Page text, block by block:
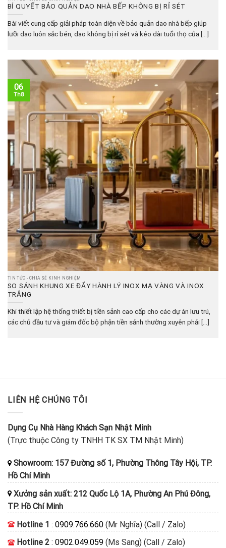
BÍ QUYẾT BẢO QUẢN DAO NHÀ BẾP KHÔNG BỊ RỈ SÉT
Bài viết cung cấp giải pháp toàn diện về bảo quản dao nhà bếp giúp
lưỡi dao luôn sắc bén, dao không bị rỉ sét và kéo dài tuổi thọ của [...]
TIN TỨC - CHIA SẺ KINH NGHIỆM
SO SÁNH KHUNG XE ĐẨY HÀNH LÝ INOX MẠ VÀNG VÀ INOX
TRẮNG
Khi thiết lập hệ thống thiết bị tiền sảnh cao cấp cho các dự án lưu trú,
các chủ đầu tư và giám đốc bộ phận tiền sảnh thường xuyên phải [...]
06
Th8
LIÊN HỆ CHÚNG TÔI
Dụng Cụ Nhà Hàng Khách Sạn Nhật Minh
(Trực thuộc Công ty TNHH TK SX TM Nhật Minh)
Showroom: 157 Đường số 1, Phường Thông Tây Hội, TP.
Hồ Chí Minh
Xưởng sản xuất: 212 Quốc Lộ 1A, Phường An Phú Đông,
TP. Hồ Chí Minh
Hotline 1 : 0909.766.660 (Mr Nghĩa) (Call / Zalo)
Hotline 2 : 0902.049.059 (Ms Sang) (Call / Zalo)